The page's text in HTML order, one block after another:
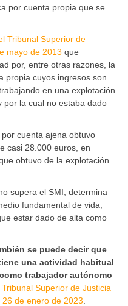
por cuenta propia que se
Tribunal Superior de
mayo de 2013 que
por, entre otras razones, la
propia cuyos ingresos son
en una explotación
por la cual no estaba dado
cuenta ajena obtuvo
casi 28.000 euros, en
obtuvo de la explotación
supera el SMI, determina
fundamental de vida,
estar dado de alta como
se puede decir que
una actividad habitual
trabajador autónomo
Superior de Justicia
de enero de 2023